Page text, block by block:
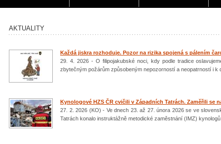
AKTUALITY
Každá jiskra rozhoduje. Pozor na rizika spojená s pálením
29. 4. 2026 - O filipojakubské noci, kdy podle tradice
zbytečným požárům způsobeným nepozorností a neopatrností i k
Kynologové HZS ČR cvičili v Západních Tatrách. Zaměřili se
27. 2. 2026 (KO) - Ve dnech 23. až 27. února 2026 se ve
Tatrách konalo instruktážně metodické zaměstnání (IMZ)